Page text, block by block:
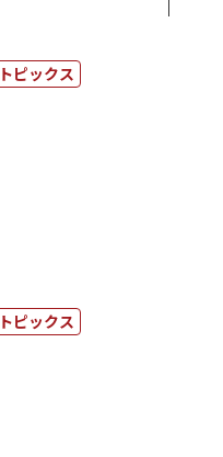
トピックス
トピックス